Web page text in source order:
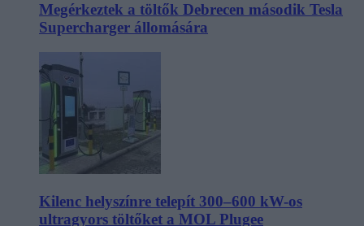
Megérkeztek a töltők Debrecen második Tesla
Supercharger állomására
Kilenc helyszínre telepít 300–600 kW-os
ultragyors töltőket a MOL Plugee